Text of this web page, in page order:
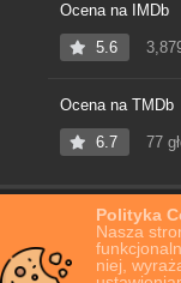
Polityka
Nasza
niej,
Ocena na IMDb
5.6
Ocena na TMDb
6.7 77
Film